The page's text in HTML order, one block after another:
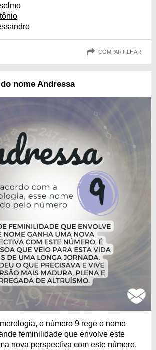
COMPARTILHAR
nome Andressa
o número 9 rege o nome
feminilidade que envolve este
nova perspectiva com este número,